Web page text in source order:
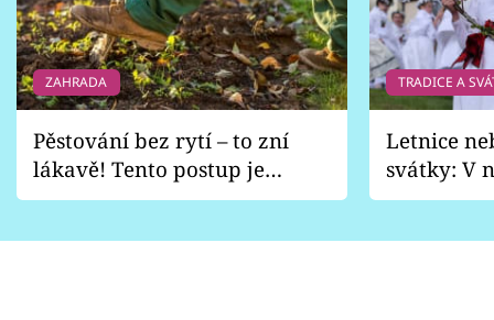
ZAHRADA
Pěstování bez rytí – to zní
lákavě! Tento postup je
vhodný jen pro některé
TRADICE A
Letnice
svátky: V
pondělí